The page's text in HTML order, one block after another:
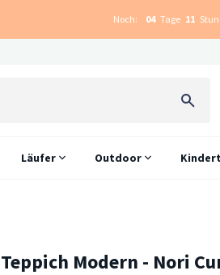
Noch: 04 Tage 11
Läufer Outdoor
Teppich Modern - Nori